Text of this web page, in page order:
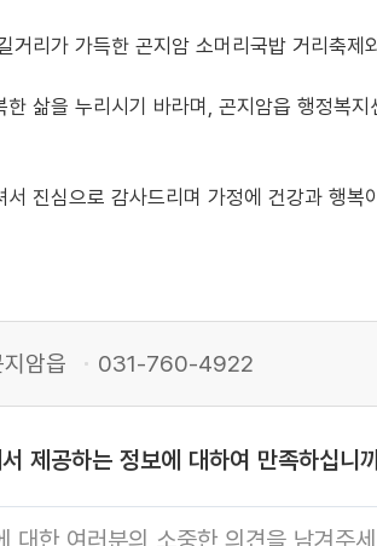
거리가 가득한 곤지암 소머리국밥 거리축
삶을 누리시기 바라며, 곤지암읍 행정복
진심으로 감사드리며 가정에 건강과 행복
암읍 031-760-4922
제공하는 정보에 대하여 만족하십니